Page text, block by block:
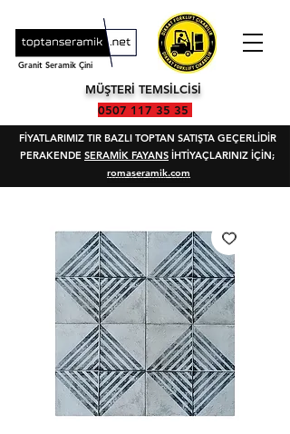
Granit Seramik Çini
MÜŞTERİ TEMSİLCİSİ
0507 117 35 35
FİYATLARIMIZ TIR BAZLI TOPTAN SATIŞTA GEÇERLİDİR
PERAKENDE SERAMİK FAYANS İHTİYAÇLARINIZ İÇİN;
romaseramik.com